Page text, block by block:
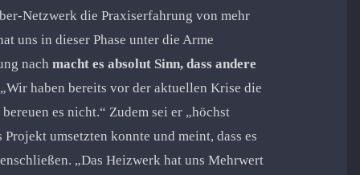
Netzwerk die Praxiserfahrung von mehr
uns in dieser Phase unter die Arme
nach macht es absolut Sinn, dass andere
„Wir haben bereits vor der aktuellen Krise die
es nicht.“ Zudem sei er „höchst
umsetzten konnte und meint, dass es
„Das Heizwerk hat uns Mehrwert